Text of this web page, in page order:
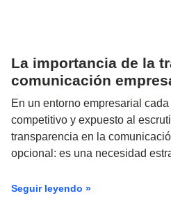
La importancia de la
comunicación
En un entorno empresarial
competitivo y expuesto al
transparencia en la
opcional: es una necesidad
Seguir leyendo »